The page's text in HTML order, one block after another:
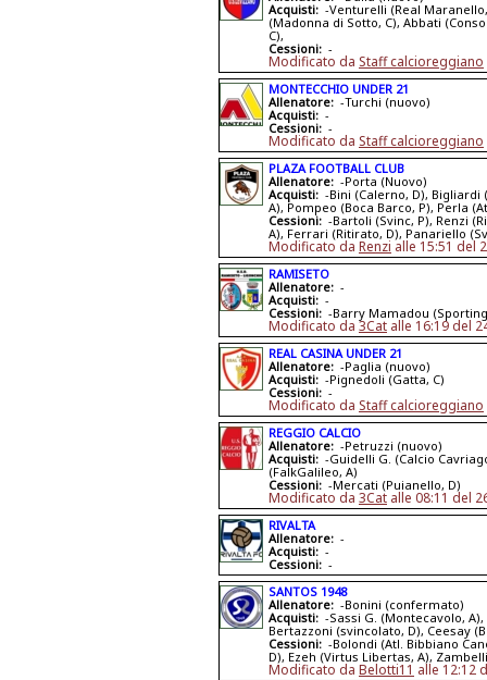
Acquisti: -Venturelli (Real
(Madonna di Sotto, C), Abbati
C),
Cessioni: -
Modificato da Staff calcioreggiano
MONTECCHIO UNDER 21
Allenatore: -Turchi (nuovo)
Acquisti: -
Cessioni: -
Modificato da Staff calcioreggiano
PLAZA FOOTBALL CLUB
Allenatore: -Porta (Nuovo)
Acquisti: -Bini (Calerno, D), Bigliardi
A), Pompeo (Boca Barco, P), Perla
Cessioni: -Bartoli (Svinc, P), Renzi
A), Ferrari (Ritirato, D), Panariello
Modificato da Renzi alle 15:51 del
RAMISETO
Allenatore: -
Acquisti: -
Cessioni: -Barry Mamadou (Sporting
Modificato da 3Cat alle 16:19 del
REAL CASINA UNDER 21
Allenatore: -Paglia (nuovo)
Acquisti: -Pignedoli (Gatta, C)
Cessioni: -
Modificato da Staff calcioreggiano
REGGIO CALCIO
Allenatore: -Petruzzi (nuovo)
Acquisti: -Guidelli G. (Calcio
(FalkGalileo, A)
Cessioni: -Mercati (Puianello, D)
Modificato da 3Cat alle 08:11 del
RIVALTA
Allenatore: -
Acquisti: -
Cessioni: -
SANTOS 1948
Allenatore: -Bonini (confermato)
Acquisti: -Sassi G. (Montecavolo,
Bertazzoni (svincolato, D), Ceesay
Cessioni: -Bolondi (Atl. Bibbiano
D), Ezeh (Virtus Libertas, A),
Modificato da Belotti11 alle 12:12